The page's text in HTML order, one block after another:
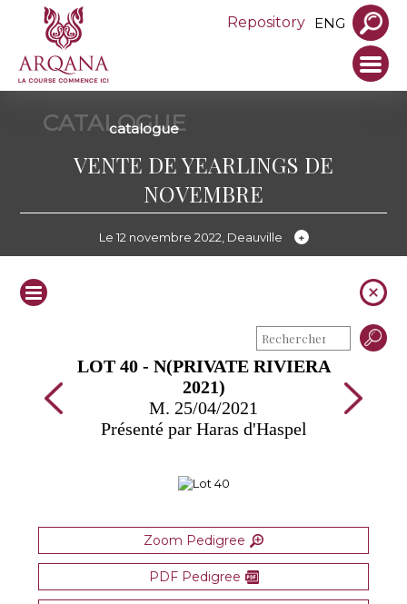
Repository ENG
CATALOGUE
catalogue
VENTE DE YEARLINGS DE
NOVEMBRE
Le 12 novembre 2022, Deauville
LOT 40 - N(PRIVATE RIVIERA
2021)
M. 25/04/2021
Présenté par Haras d'Haspel
Zoom Pedigree
PDF Pedigree